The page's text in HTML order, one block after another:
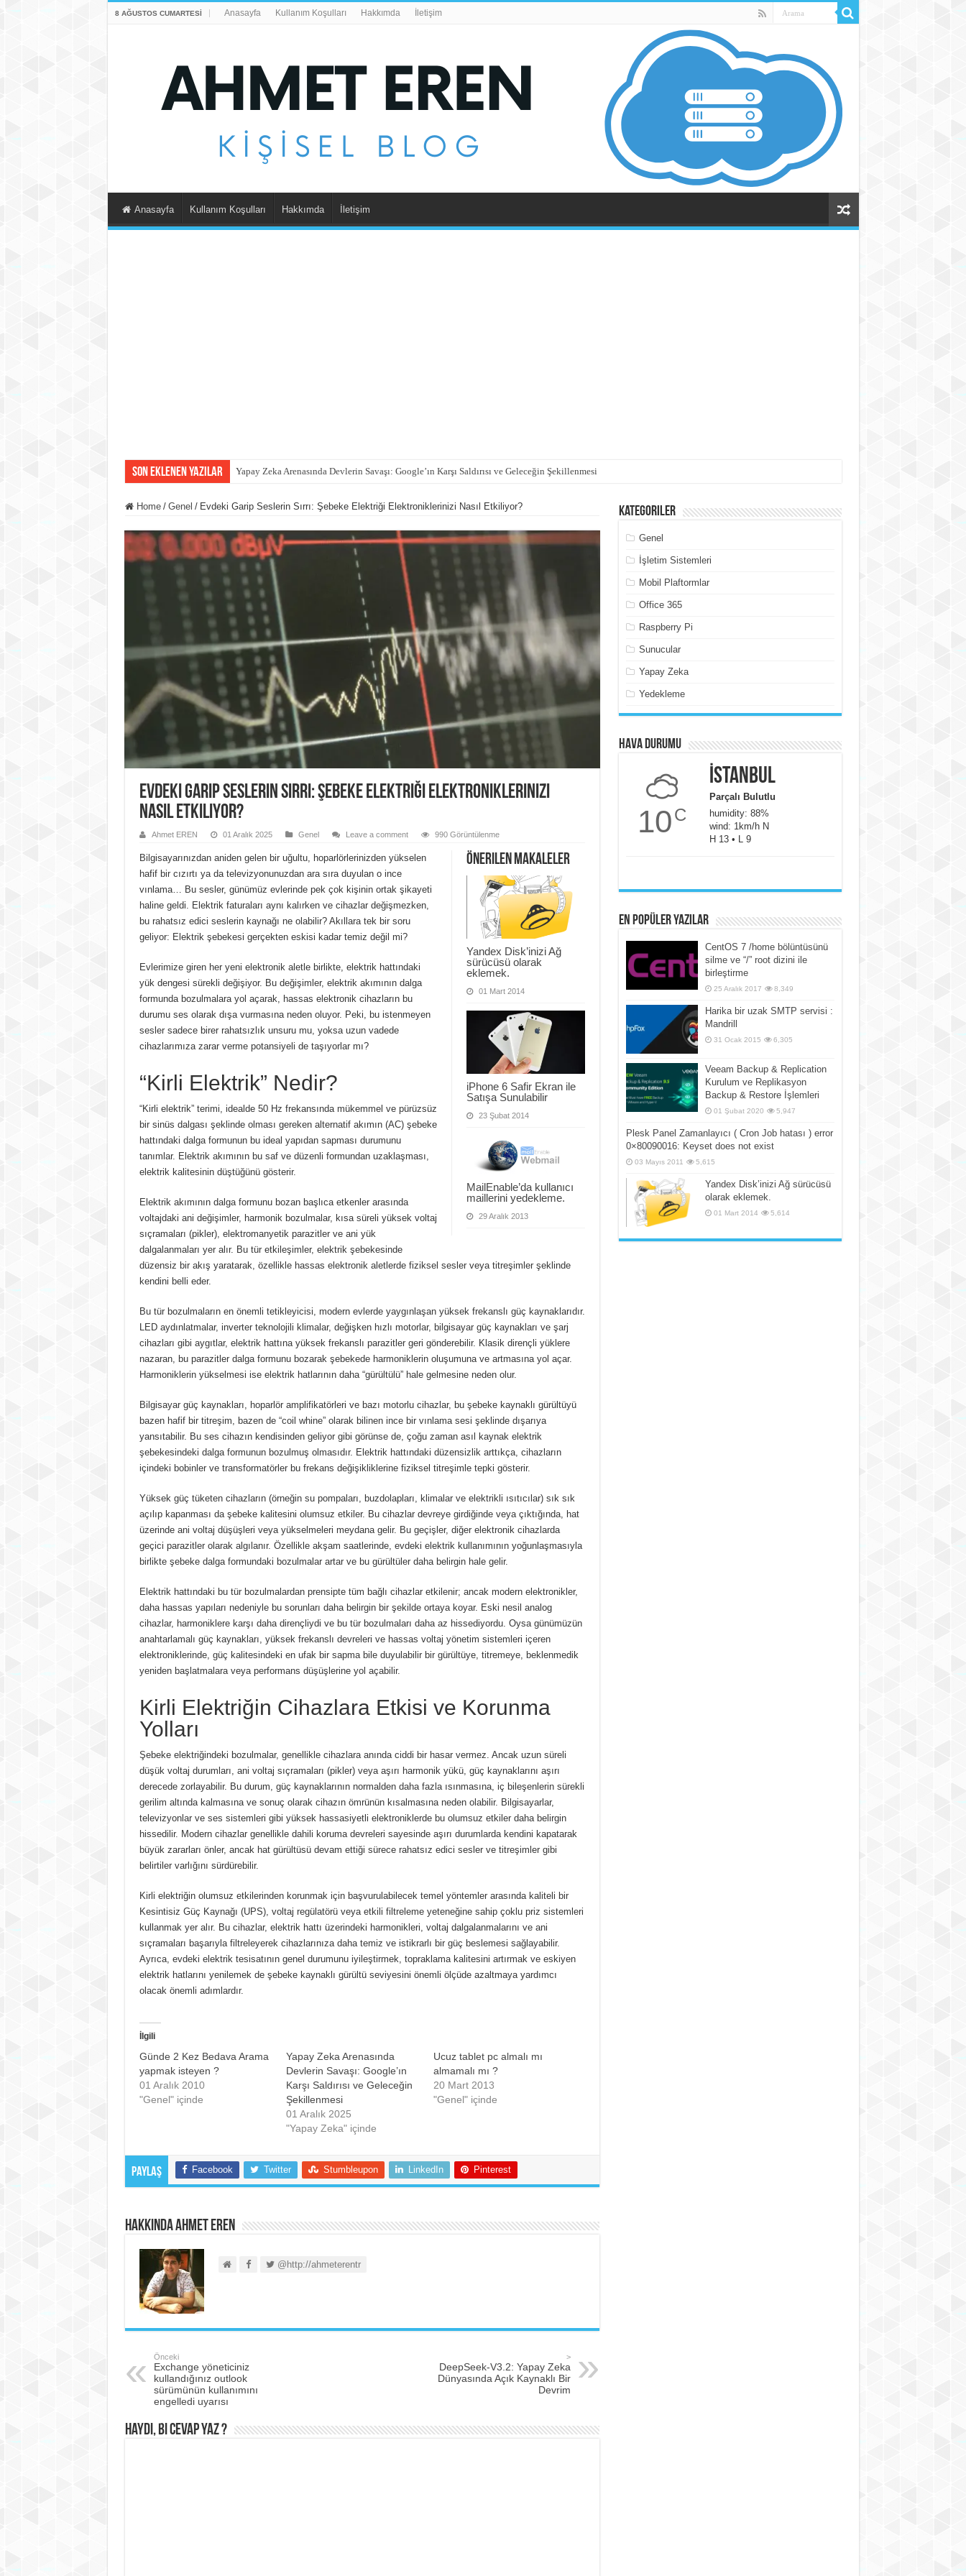
8 AĞUSTOS CUMARTESI Anasayfa Kullanım Koşulları Hakkımda İletişim
Anasayfa Kullanım Koşulları Hakkımda İletişim
Son eklenen yazılar Yapay Zeka Arenasında Devlerin Savaşı: Google’ın Karşı Saldırısı ve Geleceğin Şekillenmesi
Home / Genel / Evdeki Garip Seslerin Sırrı: Şebeke Elektriği Elektroniklerinizi Nasıl Etkiliyor?
Evdeki Garip Seslerin Sırrı: Şebeke Elektriği Elektroniklerinizi
Nasıl Etkiliyor?
Ahmet EREN 01 Aralık 2025 Genel Leave a comment 990 Görüntülenme
Önerilen makaleler
Yandex Disk’inizi Ağ
sürücüsü olarak
eklemek.
01 Mart 2014
iPhone 6 Safir Ekran ile
Satışa Sunulabilir
23 Şubat 2014
MailEnable’da kullanıcı
maillerini yedekleme.
29 Aralık 2013
Bilgisayarınızdan aniden gelen bir uğultu, hoparlörlerinizden yükselen
hafif bir cızırtı ya da televizyonunuzdan ara sıra duyulan o ince
vınlama… Bu sesler, günümüz evlerinde pek çok kişinin ortak şikayeti
haline geldi. Elektrik faturaları aynı kalırken ve cihazlar değişmezken,
bu rahatsız edici seslerin kaynağı ne olabilir? Akıllara tek bir soru
geliyor: Elektrik şebekesi gerçekten eskisi kadar temiz değil mi?
Evlerimize giren her yeni elektronik aletle birlikte, elektrik hattındaki
yük dengesi sürekli değişiyor. Bu değişimler, elektrik akımının dalga
formunda bozulmalara yol açarak, hassas elektronik cihazların bu
durumu ses olarak dışa vurmasına neden oluyor. Peki, bu istenmeyen
sesler sadece birer rahatsızlık unsuru mu, yoksa uzun vadede
cihazlarımıza zarar verme potansiyeli de taşıyorlar mı?
“Kirli Elektrik” Nedir?
“Kirli elektrik” terimi, idealde 50 Hz frekansında mükemmel ve pürüzsüz
bir sinüs dalgası şeklinde olması gereken alternatif akımın (AC) şebeke
hattındaki dalga formunun bu ideal yapıdan sapması durumunu
tanımlar. Elektrik akımının bu saf ve düzenli formundan uzaklaşması,
elektrik kalitesinin düştüğünü gösterir.
Elektrik akımının dalga formunu bozan başlıca etkenler arasında
voltajdaki ani değişimler, harmonik bozulmalar, kısa süreli yüksek voltaj
sıçramaları (pikler), elektromanyetik parazitler ve ani yük
dalgalanmaları yer alır. Bu tür etkileşimler, elektrik şebekesinde
düzensiz bir akış yaratarak, özellikle hassas elektronik aletlerde fiziksel sesler veya titreşimler şeklinde
kendini belli eder.
Bu tür bozulmaların en önemli tetikleyicisi, modern evlerde yaygınlaşan yüksek frekanslı güç kaynaklarıdır.
LED aydınlatmalar, inverter teknolojili klimalar, değişken hızlı motorlar, bilgisayar güç kaynakları ve şarj
cihazları gibi aygıtlar, elektrik hattına yüksek frekanslı parazitler geri gönderebilir. Klasik dirençli yüklere
nazaran, bu parazitler dalga formunu bozarak şebekede harmoniklerin oluşumuna ve artmasına yol açar.
Harmoniklerin yükselmesi ise elektrik hatlarının daha “gürültülü” hale gelmesine neden olur.
Bilgisayar güç kaynakları, hoparlör amplifikatörleri ve bazı motorlu cihazlar, bu şebeke kaynaklı gürültüyü
bazen hafif bir titreşim, bazen de “coil whine” olarak bilinen ince bir vınlama sesi şeklinde dışarıya
yansıtabilir. Bu ses cihazın kendisinden geliyor gibi görünse de, çoğu zaman asıl kaynak elektrik
şebekesindeki dalga formunun bozulmuş olmasıdır. Elektrik hattındaki düzensizlik arttıkça, cihazların
içindeki bobinler ve transformatörler bu frekans değişikliklerine fiziksel titreşimle tepki gösterir.
Yüksek güç tüketen cihazların (örneğin su pompaları, buzdolapları, klimalar ve elektrikli ısıtıcılar) sık sık
açılıp kapanması da şebeke kalitesini olumsuz etkiler. Bu cihazlar devreye girdiğinde veya çıktığında, hat
üzerinde ani voltaj düşüşleri veya yükselmeleri meydana gelir. Bu geçişler, diğer elektronik cihazlarda
geçici parazitler olarak algılanır. Özellikle akşam saatlerinde, evdeki elektrik kullanımının yoğunlaşmasıyla
birlikte şebeke dalga formundaki bozulmalar artar ve bu gürültüler daha belirgin hale gelir.
Elektrik hattındaki bu tür bozulmalardan prensipte tüm bağlı cihazlar etkilenir; ancak modern elektronikler,
daha hassas yapıları nedeniyle bu sorunları daha belirgin bir şekilde ortaya koyar. Eski nesil analog
cihazlar, harmoniklere karşı daha dirençliydi ve bu tür bozulmaları daha az hissediyordu. Oysa günümüzün
anahtarlamalı güç kaynakları, yüksek frekanslı devreleri ve hassas voltaj yönetim sistemleri içeren
elektroniklerinde, güç kalitesindeki en ufak bir sapma bile duyulabilir bir gürültüye, titremeye, beklenmedik
yeniden başlatmalara veya performans düşüşlerine yol açabilir.
Kirli Elektriğin Cihazlara Etkisi ve Korunma
Yolları
Şebeke elektriğindeki bozulmalar, genellikle cihazlara anında ciddi bir hasar vermez. Ancak uzun süreli
düşük voltaj durumları, ani voltaj sıçramaları (pikler) veya aşırı harmonik yükü, güç kaynaklarını aşırı
derecede zorlayabilir. Bu durum, güç kaynaklarının normalden daha fazla ısınmasına, iç bileşenlerin sürekli
gerilim altında kalmasına ve sonuç olarak cihazın ömrünün kısalmasına neden olabilir. Bilgisayarlar,
televizyonlar ve ses sistemleri gibi yüksek hassasiyetli elektroniklerde bu olumsuz etkiler daha belirgin
hissedilir. Modern cihazlar genellikle dahili koruma devreleri sayesinde aşırı durumlarda kendini kapatarak
büyük zararları önler, ancak hat gürültüsü devam ettiği sürece rahatsız edici sesler ve titreşimler gibi
belirtiler varlığını sürdürebilir.
Kirli elektriğin olumsuz etkilerinden korunmak için başvurulabilecek temel yöntemler arasında kaliteli bir
Kesintisiz Güç Kaynağı (UPS), voltaj regülatörü veya etkili filtreleme yeteneğine sahip çoklu priz sistemleri
kullanmak yer alır. Bu cihazlar, elektrik hattı üzerindeki harmonikleri, voltaj dalgalanmalarını ve ani
sıçramaları başarıyla filtreleyerek cihazlarınıza daha temiz ve istikrarlı bir güç beslemesi sağlayabilir.
Ayrıca, evdeki elektrik tesisatının genel durumunu iyileştirmek, topraklama kalitesini artırmak ve eskiyen
elektrik hatlarını yenilemek de şebeke kaynaklı gürültü seviyesini önemli ölçüde azaltmaya yardımcı
olacak önemli adımlardır.
İlgili
Günde 2 Kez Bedava Arama
yapmak isteyen ?
01 Aralık 2010
"Genel" içinde
Yapay Zeka Arenasında
Devlerin Savaşı: Google’ın
Karşı Saldırısı ve Geleceğin
Şekillenmesi
01 Aralık 2025
"Yapay Zeka" içinde
Ucuz tablet pc almalı mı
almamalı mı ?
20 Mart 2013
"Genel" içinde
Paylaş Facebook Twitter Stumbleupon LinkedIn Pinterest
Hakkında Ahmet EREN
@http://ahmeterentr
Önceki
Exchange yöneticiniz
kullandığınız outlook
sürümünün kullanımını
engelledi uyarısı
>
DeepSeek-V3.2: Yapay Zeka
Dünyasında Açık Kaynaklı Bir
Devrim
Haydi, Bi cevap yaz ?
Kategoriler
Genel
İşletim Sistemleri
Mobil Plaftormlar
Office 365
Raspberry Pi
Sunucular
Yapay Zeka
Yedekleme
Hava Durumu
10C
İstanbul
Parçalı Bulutlu
humidity: 88%
wind: 1km/h N
H 13 • L 9
En popüler yazılar
CentOS 7 /home bölüntüsünü
silme ve “/” root dizini ile
birleştirme
25 Aralık 2017 8,349
Harika bir uzak SMTP servisi :
Mandrill
31 Ocak 2015 6,305
Veeam Backup & Replication
Kurulum ve Replikasyon
Backup & Restore İşlemleri
01 Şubat 2020 5,947
Plesk Panel Zamanlayıcı ( Cron Job hatası ) error
0×80090016: Keyset does not exist
03 Mayıs 2011 5,615
Yandex Disk’inizi Ağ sürücüsü
olarak eklemek.
01 Mart 2014 5,614